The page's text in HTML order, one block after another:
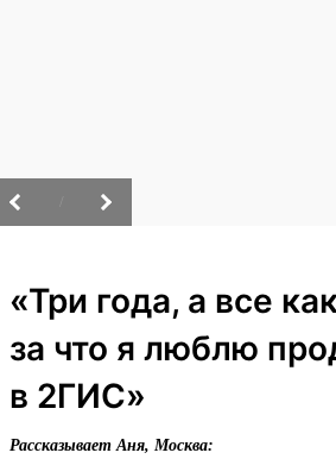
«Три года, а все
за что я люблю
в 2ГИС»
Рассказывает Аня, Москва: